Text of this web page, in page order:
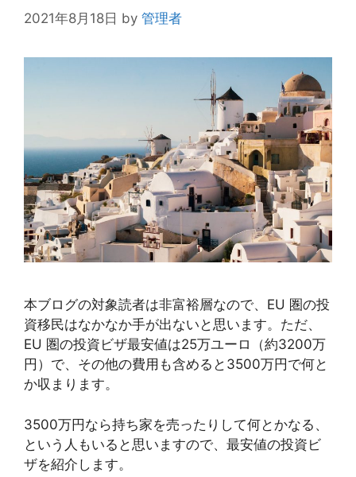
2021年8月18日 by 管理者
本ブログの対象読者は非富裕層なので、EU 圏の投
資移民はなかなか手が出ないと思います。ただ、
EU 圏の投資ビザ最安値は25万ユーロ（約3200万
円）で、その他の費用も含めると3500万円で何と
か収まります。
3500万円なら持ち家を売ったりして何とかなる、
という人もいると思いますので、最安値の投資ビ
ザを紹介します。